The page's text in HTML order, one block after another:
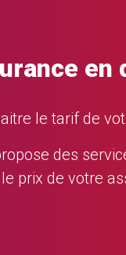
en
le tarif de
des
prix de votre